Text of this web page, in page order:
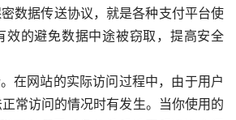
数据传送协议，就是各种支付平台使
效的避免数据中途被窃取，提高安全
在网站的实际访问过程中，由于用户
常访问的情况时有发生。当你使用的